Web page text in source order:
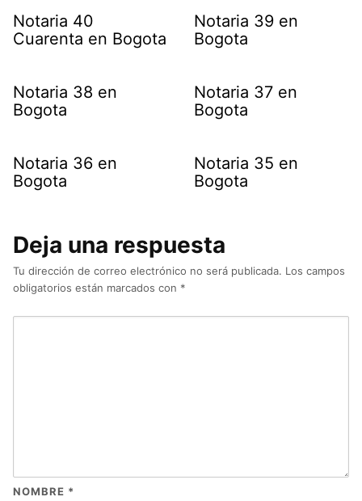
Notaria 40
Cuarenta en Bogota
Notaria 39 en
Bogota
Notaria 38 en
Bogota
Notaria 37 en
Bogota
Notaria 36 en
Bogota
Notaria 35 en
Bogota
Deja una respuesta
Tu dirección de correo electrónico no será publicada. Los campos
obligatorios están marcados con *
NOMBRE *